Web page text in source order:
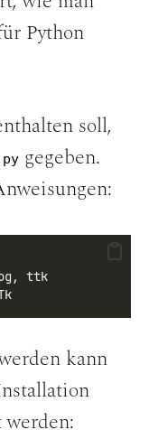
Python
soll,
gegeben.
ttk
kann